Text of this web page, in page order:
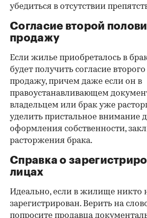
убедиться в отсутствии
Согласие второй
продажу
Если жилье приобреталось в
будет получить согласие
продажу, причем даже если он в
правоустанавливающем
владельцем или брак уже
уделить пристальное внимание
оформления собственности,
расторжения брака.
Справка о
лицах
Идеально, если в жилище никто
зарегистрирован. Верить на
попросите продавца